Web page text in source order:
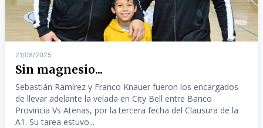
21/08/2025
Sin magnesio...
Sebastián Ramírez y Franco Knauer fueron los encargados
de llevar adelante la velada en City Bell entre Banco
Provincia Vs Atenas, por la tercera fecha del Clausura de la
A1. Su tarea estuvo...